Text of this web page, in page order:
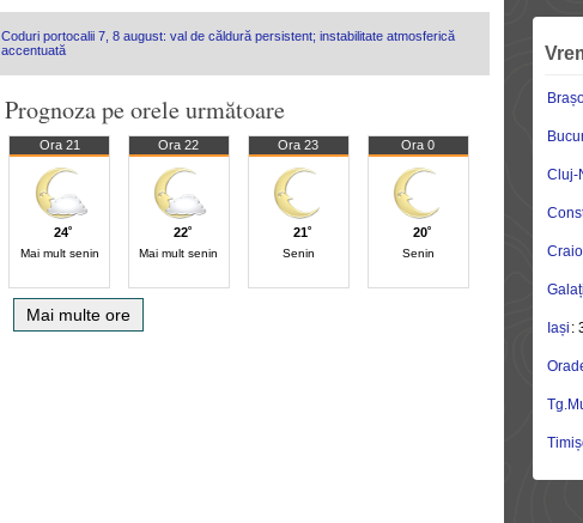
Coduri portocalii 7, 8 august: val de căldură persistent; instabilitate atmosferică
accentuată
Prognoza pe orele următoare
Ora 21
24˚
Mai mult senin
Ora 22
22˚
Mai mult senin
Ora 23
21˚
Senin
Ora 0
20˚
Senin
Mai multe ore
Cluj-
Galați
Iași :